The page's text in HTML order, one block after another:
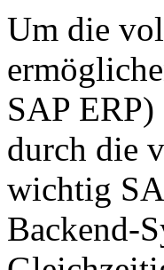
Um die
SAP
durch die
wichtig
Backend-